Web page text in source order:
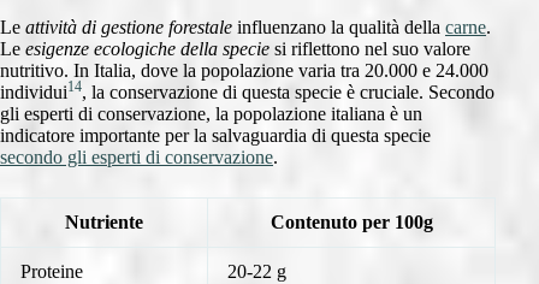
Le attività di gestione forestale influenzano la qualità della carne.
Le esigenze ecologiche della specie si riflettono nel suo valore
nutritivo. In Italia, dove la popolazione varia tra 20.000 e 24.000
individui14, la conservazione di questa specie è cruciale. Secondo
gli esperti di conservazione, la popolazione italiana è un
indicatore importante per la salvaguardia di questa specie
secondo gli esperti di conservazione.
Nutriente Contenuto per 100g
Proteine 20-22 g